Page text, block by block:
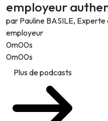
employeur
par Pauline BASILE,
employeur
0m00s
0m00s
Plus de podcasts